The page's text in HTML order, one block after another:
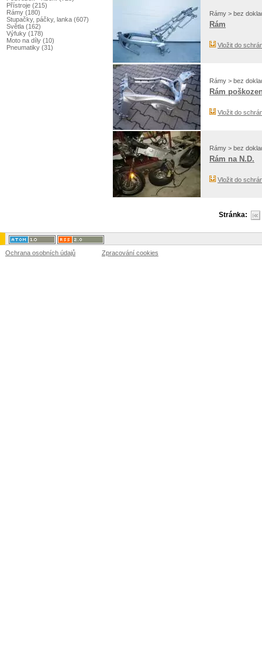
Rámy > bez
Rám
Vložit do
Rámy > bez
Rám
Vložit do
Rámy > bez
Rám na N.D.
Vložit do
Stránka:
Přístroje (215)
Rámy (180)
Stupačky, páčky, lanka (607)
Světla (162)
Výfuky (178)
Moto na díly (10)
Pneumatiky (31)
Ochrana osobních údajů Zpracování cookies